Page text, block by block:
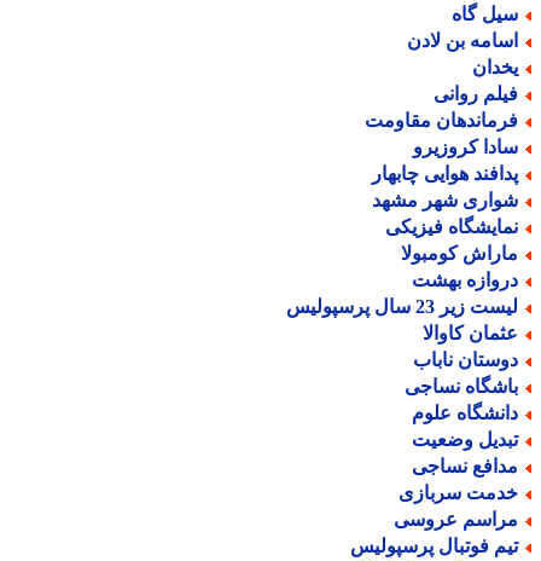
گاه
بن لادن
روانی
مقاومت
کروزیرو
هوایی چابهار
شهر مشهد
فیزیکی
کومبولا
بهشت
زیر 23 سال پرسپولیس
کاوالا
ناباب
نساجی
علوم
وضعیت
نساجی
سربازی
عروسی
فوتبال پرسپولیس